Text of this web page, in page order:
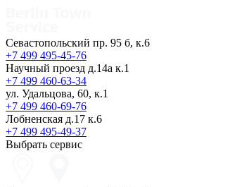
Севастопольский пр. 95 б, к.6
+7 499 495-45-76
Научный проезд д.14а к.1
+7 499 460-63-34
ул. Удальцова, 60, к.1
+7 499 460-69-76
Лобненская д.17 к.6
+7 499 495-49-37
Выбрать сервис